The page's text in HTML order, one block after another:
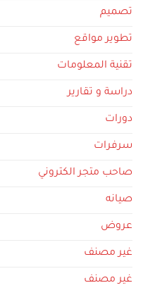
تصميم
تطوير مواقع
تقنية المعلومات
دراسة و تقارير
دورات
سرفرات
صاحب متجر الكتروني
صيانه
عروض
غير مصنف
غير مصنف